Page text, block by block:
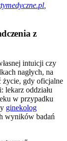
z
intuicji czy
nagłych, na
życie, gdy oficjalne
lekarz oddziału
w przypadku
ginekolog
wyników badań